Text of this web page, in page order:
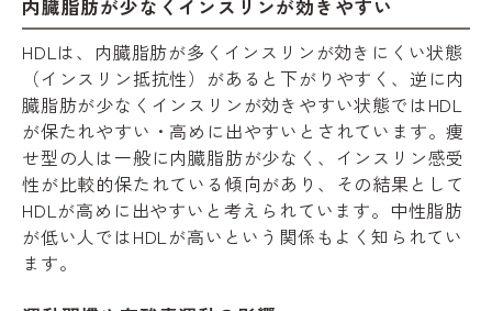
内臓脂肪が少なくインスリンが効きやすい
HDLは、内臓脂肪が多くインスリンが効きにくい状態
（インスリン抵抗性）があると下がりやすく、逆に内
臓脂肪が少なくインスリンが効きやすい状態ではHDL
が保たれやすい・高めに出やすいとされています。痩
せ型の人は一般に内臓脂肪が少なく、インスリン感受
性が比較的保たれている傾向があり、その結果として
HDLが高めに出やすいと考えられています。中性脂肪
が低い人ではHDLが高いという関係もよく知られてい
ます。